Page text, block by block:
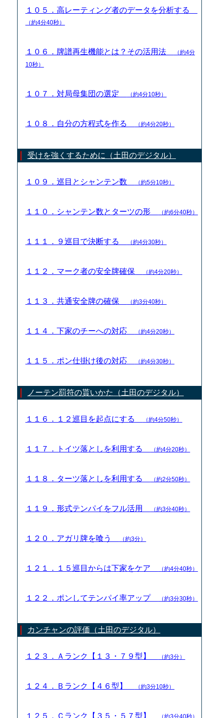
１０５．高レーティング者のデータを分析する
（約4分40秒）
１０６．牌譜再生機能とは？その活用法
（約4分
10秒）
１０７．対局母集団の選定 （約4分10秒）
１０８．自分の方程式を作る （約4分20秒）
受けを強くするために（土田のデジタル）
１０９．巡目とシャンテン数 （約5分10秒）
１１０．シャンテン数とターツの形 （約6分40秒）
１１１．９巡目で決断する （約4分30秒）
１１２．マーク者の安全牌確保 （約4分20秒）
１１３．共通安全牌の確保 （約3分40秒）
１１４．下家のチーへの対応 （約4分20秒）
１１５．ポン仕掛け後の対応 （約4分30秒）
ノーテン罰符の貰いかた（土田のデジタル）
１１６．１２巡目を起点にする （約4分50秒）
１１７．トイツ落としを利用する （約4分20秒）
１１８．ターツ落としを利用する （約2分50秒）
１１９．形式テンパイをフル活用 （約3分40秒）
１２０．アガリ牌を喰う （約3分）
１２１．１５巡目からは下家をケア （約4分40秒）
１２２．ポンしてテンパイ率アップ （約3分30秒）
カンチャンの評価（土田のデジタル）
１２３．Ａランク【１３・７９型】 （約3分）
１２４．Ｂランク【４６型】 （約3分10秒）
１２５．Ｃランク【３５・５７型】 （約3分40秒）